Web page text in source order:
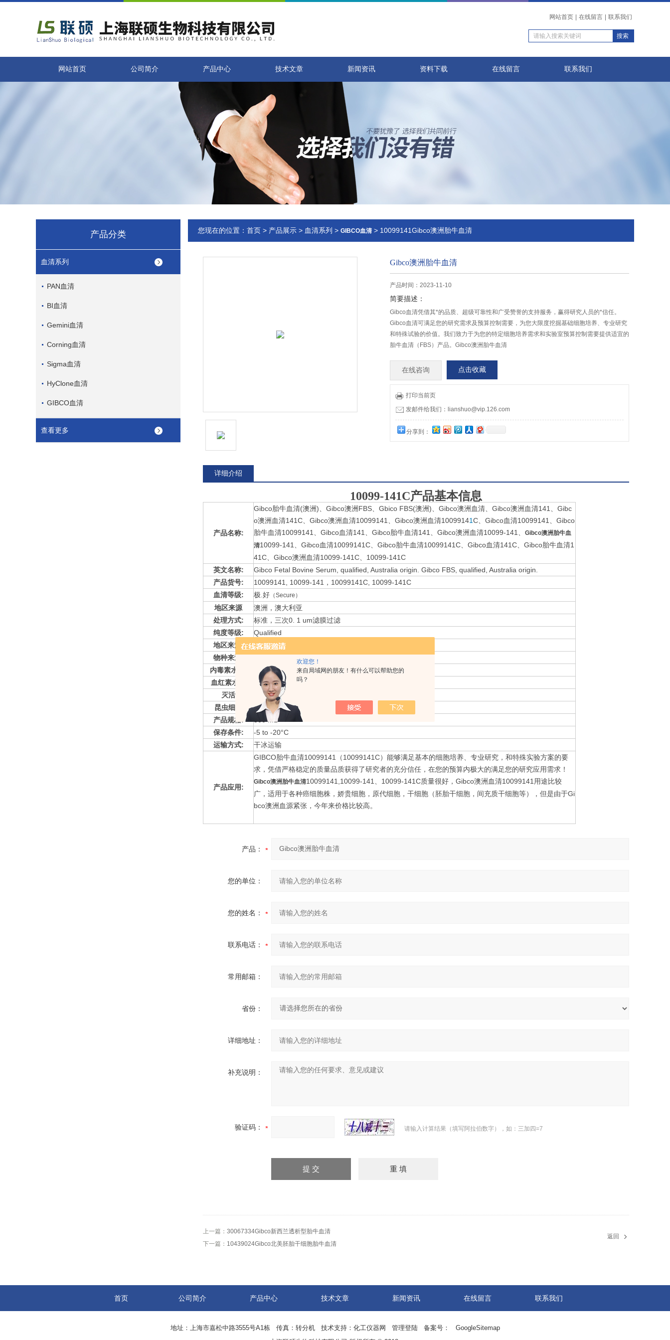
欢迎您！
来自局域网的朋友！有什么可以帮助您的
吗？
网站首页 在线留言 联系我们
网站首页 公司简介 产品中心 技术文章 新闻资讯 资料下载 在线留言 联系我们
产品分类
血清系列
PAN血清
BI血清
Gemini血清
Corning血清
Sigma血清
HyClone血清
GIBCO血清
查看更多
您现在的位置： 首页 > 产品展示 > 血清系列 > GIBCO血清 > 10099141Gibco澳洲胎牛血清
Gibco澳洲胎牛血清
产品时间：2023-11-10
简要描述：
Gibco血清凭借其*的品质、超级可靠性和广受赞誉的支持服务，赢得研究人员的*信任。
Gibco血清可满足您的研究需求及预算控制需要，为您大限度挖掘基础细胞培养、专业研究
和特殊试验的价值。我们致力于为您的特定细胞培养需求和实验室预算控制需要提供适宜的
胎牛血清（FBS）产品。Gibco澳洲胎牛血清
在线咨询 点击收藏
打印当前页
发邮件给我们：lianshuo@vip.126.com
分享到：
详细介绍
10099-141C产品基本信息
产品名称:
Gibco胎牛血清(澳洲)、Gibco澳洲FBS、Gbico FBS(澳洲)、Gibco澳洲血清、Gibco澳洲血清141、Gibc
o澳洲血清141C、Gibco澳洲血清10099141 、Gibco澳洲血清10099141C、Gibco血清10099141、Gibco
胎牛血清10099141、Gibco血清141、Gibco胎牛血清141、Gibco澳洲血清10099-141、 Gibco澳洲胎牛血
清10099-141、Gibco血清10099141C、Gibco胎牛血清10099141C、Gibco血清141C、Gibco胎牛血清1
41C、Gibco澳洲血清10099-141C、10099-141C
英文名称:
Gibco Fetal Bovine Serum, qualified, Australia origin. Gibco FBS, qualified, Australia origin.
产品货号:
10099141, 10099-141，10099141C, 10099-141C
血清等级:
极.好 （Secure）
地区来源
澳洲，澳大利亚
处理方式:
标准，三次0. 1 um滤膜过滤
纯度等级:
Qualified
地区来源:
澳大利亚
物种来源:
内毒素水平:
≤10 EU/ml
血红素水平
≤30 mg/dl (一般 ≤25 mg/dl).
灭活
未灭活
昆虫细胞
sf9细胞培养验证通过
产品规格:
500 ML
保存条件:
-5 to -20°C
运输方式:
干冰运输
产品应用:
GIBCO胎牛血清10099141（10099141C）能够满足基本的细胞培养、专业研究，和特殊实验方案的要
求，凭借严格稳定的质量品质获得了研究者的充分信任，在您的预算内极大的满足您的研究应用需求！
Gibco澳洲胎牛血清10099141,10099-141、10099-141C质量很好，Gibco澳洲血清10099141用途比较
广，适用于各种癌细胞株，娇贵细胞，原代细胞，干细胞（胚胎干细胞，间充质干细胞等），但是由于Gi
bco澳洲血源紧张，今年来价格比较高。
产品：
您的单位：
您的姓名：
联系电话：
常用邮箱：
省份：
详细地址：
补充说明：
验证码： 请输入计算结果（填写阿拉伯数字），如：三加四=7
上一篇： 30067334Gibco新西兰透析型胎牛血清
下一篇： 10439024Gibco北美胚胎干细胞胎牛血清
返回
首页 公司简介 产品中心 技术文章 新闻资讯 在线留言 联系我们
地址：上海市嘉松中路3555号A1栋 传真：转分机 技术支持： 化工仪器网 管理登陆备案号：
GoogleSitemap